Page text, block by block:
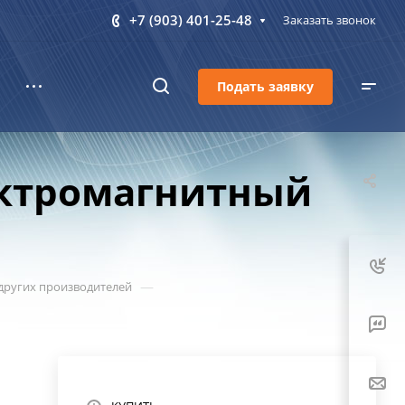
+7 (903) 401-25-48 Заказать звонок
Подать заявку
производителей —